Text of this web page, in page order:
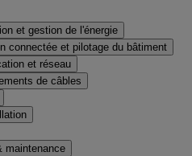
et gestion de l'énergie
connectée et pilotage du bâtiment
et réseau
de câbles
maintenance